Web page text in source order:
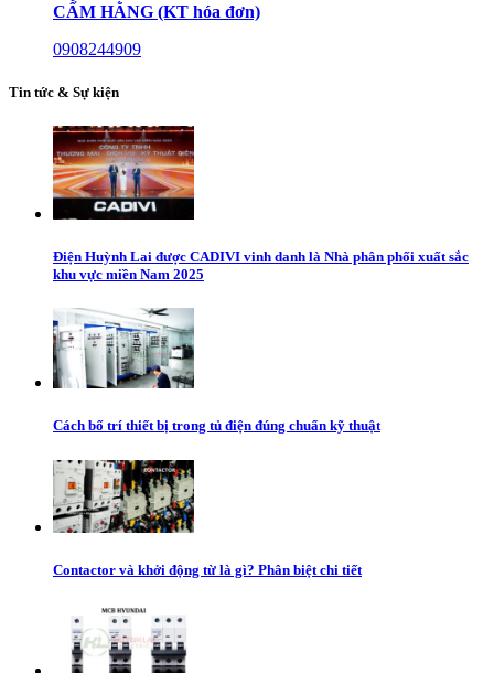
CẨM HẰNG (KT hóa đơn)
0908244909
Tin tức & Sự kiện
Điện Huỳnh Lai được CADIVI vinh danh là Nhà phân phối xuất sắc
khu vực miền Nam 2025
Cách bố trí thiết bị trong tủ điện đúng chuẩn kỹ thuật
Contactor và khởi động từ là gì? Phân biệt chi tiết